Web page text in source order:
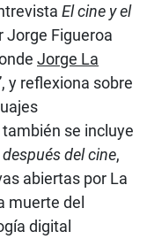
El cine y el
Jorge Figueroa
Jorge La
y reflexiona sobre
se incluye
después del cine,
abiertas por La
muerte del
digital